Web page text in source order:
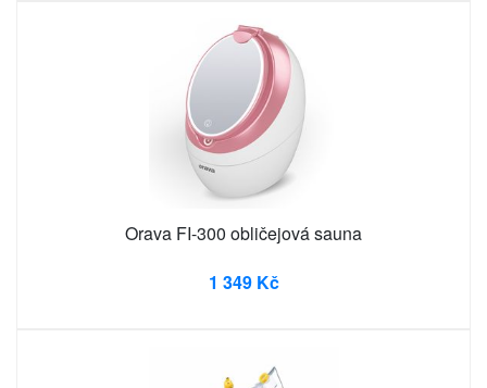
Orava FI-300 obličejová sauna
1 349 Kč